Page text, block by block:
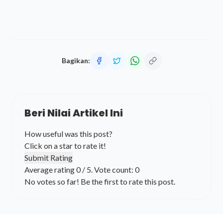
Bagikan:
Beri Nilai Artikel Ini
How useful was this post?
Click on a star to rate it!
Submit Rating
Average rating0/ 5. Vote count: 0
No votes so far! Be the first to rate this post.